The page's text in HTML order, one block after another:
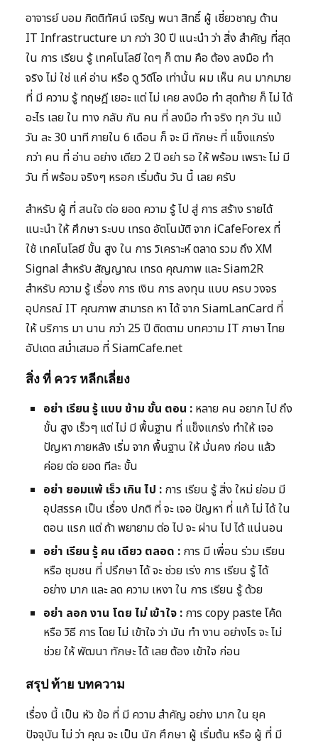
อาจารย์ บอม กิตติทัศน์ เจริญ พนา สิทธิ์ ผู้ เชี่ยวชาญ ด้าน
IT Infrastructure มา กว่า 30 ปี แนะนำ ว่า สิ่ง สำคัญ ที่สุด
ใน การ เรียน รู้ เทคโนโลยี ใดๆ ก็ ตาม คือ ต้อง ลงมือ ทำ
จริง ไม่ ใช่ แค่ อ่าน หรือ ดู วิดีโอ เท่านั้น ผม เห็น คน มากมาย
ที่ มี ความ รู้ ทฤษฎี เยอะ แต่ ไม่ เคย ลงมือ ทำ สุดท้าย ก็ ไม่ ได้
อะไร เลย ใน ทาง กลับ กัน คน ที่ ลงมือ ทำ จริง ทุก วัน แม้
วัน ละ 30 นาที ภายใน 6 เดือน ก็ จะ มี ทักษะ ที่ แข็งแกร่ง
กว่า คน ที่ อ่าน อย่าง เดียว 2 ปี อย่า รอ ให้ พร้อม เพราะ ไม่ มี
วัน ที่ พร้อม จริงๆ หรอก เริ่มต้น วัน นี้ เลย ครับ
สำหรับ ผู้ ที่ สนใจ ต่อ ยอด ความ รู้ ไป สู่ การ สร้าง รายได้
แนะนำ ให้ ศึกษา ระบบ เทรด อัตโนมัติ จาก iCafeForex ที่
ใช้ เทคโนโลยี ขั้น สูง ใน การ วิเคราะห์ ตลาด รวม ถึง XM
Signal สำหรับ สัญญาณ เทรด คุณภาพ และ Siam2R
สำหรับ ความ รู้ เรื่อง การ เงิน การ ลงทุน แบบ ครบ วงจร
อุปกรณ์ IT คุณภาพ สามารถ หา ได้ จาก SiamLanCard ที่
ให้ บริการ มา นาน กว่า 25 ปี ติดตาม บทความ IT ภาษา ไทย
อัปเดต สม่ำเสมอ ที่ SiamCafe.net
สิ่ง ที่ ควร หลีกเลี่ยง
อย่า เรียน รู้ แบบ ข้าม ขั้น ตอน : หลาย คน อยาก ไป ถึง
ขั้น สูง เร็วๆ แต่ ไม่ มี พื้นฐาน ที่ แข็งแกร่ง ทำให้ เจอ
ปัญหา ภายหลัง เริ่ม จาก พื้นฐาน ให้ มั่นคง ก่อน แล้ว
ค่อย ต่อ ยอด ทีละ ขั้น
อย่า ยอมแพ้ เร็ว เกิน ไป : การ เรียน รู้ สิ่ง ใหม่ ย่อม มี
อุปสรรค เป็น เรื่อง ปกติ ที่ จะ เจอ ปัญหา ที่ แก้ ไม่ ได้ ใน
ตอน แรก แต่ ถ้า พยายาม ต่อ ไป จะ ผ่าน ไป ได้ แน่นอน
อย่า เรียน รู้ คน เดียว ตลอด : การ มี เพื่อน ร่วม เรียน
หรือ ชุมชน ที่ ปรึกษา ได้ จะ ช่วย เร่ง การ เรียน รู้ ได้
อย่าง มาก และ ลด ความ เหงา ใน การ เรียน รู้ ด้วย
อย่า ลอก งาน โดย ไม่ เข้าใจ : การ copy paste โค้ด
หรือ วิธี การ โดย ไม่ เข้าใจ ว่า มัน ทำ งาน อย่างไร จะ ไม่
ช่วย ให้ พัฒนา ทักษะ ได้ เลย ต้อง เข้าใจ ก่อน
สรุป ท้าย บทความ
เรื่อง นี้ เป็น หัว ข้อ ที่ มี ความ สำคัญ อย่าง มาก ใน ยุค
ปัจจุบัน ไม่ ว่า คุณ จะ เป็น นัก ศึกษา ผู้ เริ่มต้น หรือ ผู้ ที่ มี